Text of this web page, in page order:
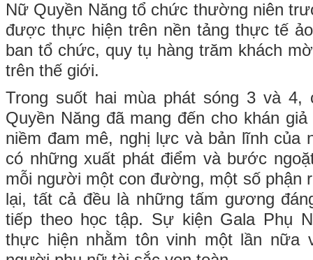
Nữ Quyền Năng tổ chức thường niên
được thực hiện trên nền tảng thực tế
ban tổ chức, quy tụ hàng trăm khách
trên thế giới.
Trong suốt hai mùa phát sóng 3 và
Quyền Năng đã mang đến cho khán
niềm đam mê, nghị lực và bản lĩnh của
có những xuất phát điểm và bước
mỗi người một con đường, một số phận
lại, tất cả đều là những tấm gương
tiếp theo học tập. Sự kiện Gala Phụ
thực hiện nhằm tôn vinh một lần nữa